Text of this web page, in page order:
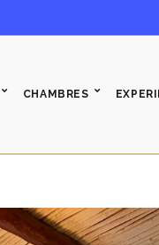
CHAMBRES